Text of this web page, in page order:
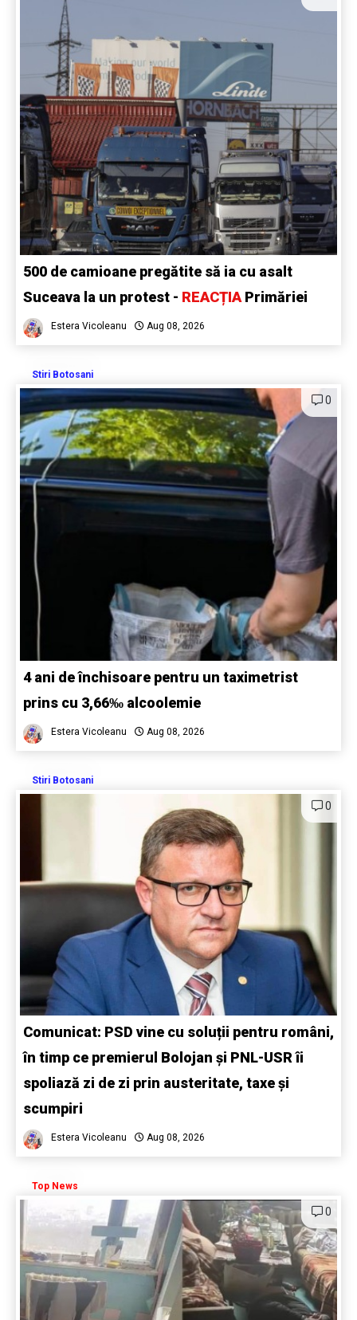
500 de camioane pregătite să ia cu asalt
Suceava la un protest - REACȚIAPrimăriei
Estera Vicoleanu Aug 08, 2026
Stiri Botosani
0
4 ani de închisoare pentru un taximetrist
prins cu 3,66‰ alcoolemie
Estera Vicoleanu Aug 08, 2026
Stiri Botosani
0
Comunicat: PSD vine cu soluții pentru români,
în timp ce premierul Bolojan și PNL-USR îi
spoliază zi de zi prin austeritate, taxe și
scumpiri
Estera Vicoleanu Aug 08, 2026
Top News
0